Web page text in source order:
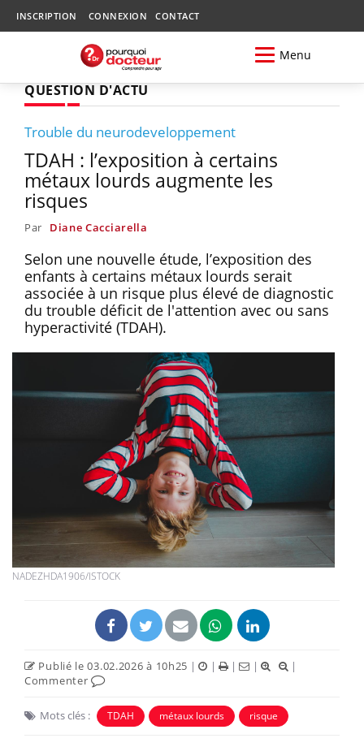
INSCRIPTION CONNEXION CONTACT
Menu
QUESTION D'ACTU
Trouble du neurodeveloppement
TDAH : l’exposition à certains
métaux lourds augmente les
risques
Par Diane Cacciarella
Selon une nouvelle étude, l’exposition des
enfants à certains métaux lourds serait
associée à un risque plus élevé de diagnostic
du trouble déficit de l'attention avec ou sans
hyperactivité (TDAH).
NADEZHDA1906/ISTOCK
Publié le 03.02.2026 à 10h25 | | | |
|
Commenter
Mots clés : TDAH métaux lourds risque